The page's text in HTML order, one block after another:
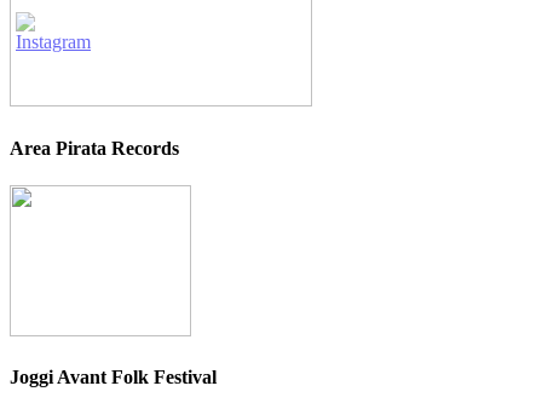
Area Pirata Records
Joggi Avant Folk Festival